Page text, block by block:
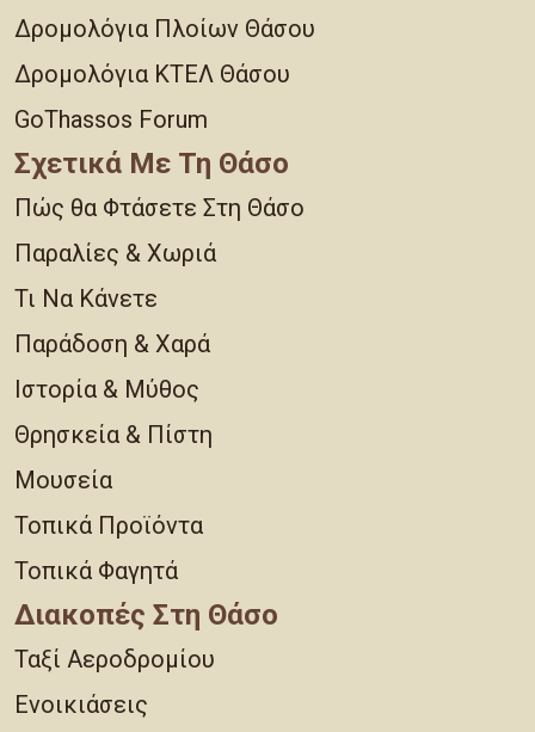
Δρομολόγια Πλοίων Θάσου
Δρομολόγια ΚΤΕΛ Θάσου
GoThassos Forum
Σχετικά Με Τη Θάσο
Πώς θα Φτάσετε Στη Θάσο
Παραλίες & Χωριά
Τι Να Κάνετε
Παράδοση & Χαρά
Ιστορία & Μύθος
Θρησκεία & Πίστη
Μουσεία
Τοπικά Προϊόντα
Τοπικά Φαγητά
Διακοπές Στη Θάσο
Ταξί Αεροδρομίου
Ενοικιάσεις